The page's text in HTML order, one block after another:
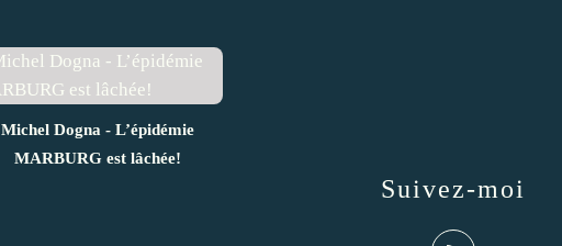
Michel Dogna - L’épidémie
MARBURG est lâchée!
Suivez-moi